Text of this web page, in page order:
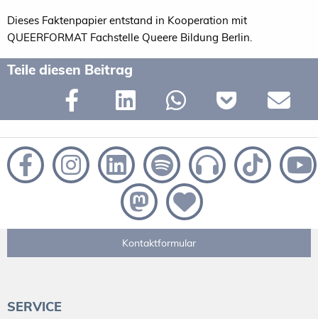
Dieses Faktenpapier entstand in Kooperation mit
QUEERFORMAT Fachstelle Queere Bildung Berlin.
Teile diesen Beitrag
Kontaktformular
SERVICE